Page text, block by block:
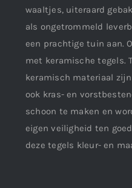
waaltjes, uiteraard
als ongetrommeld
een prachtige tuin aan.
met keramische tegels.
keramisch materiaal
ook kras- en
schoon te maken en
eigen veiligheid ten
deze tegels kleur- en